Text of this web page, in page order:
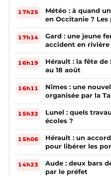
17h25
Météo : à quand
en Occitanie ? Les
17h14
Gard : une jeune
accident en rivière
16h19
Hérault : la fête de
au 18 août
16h11
Nîmes : une
organisée par la
15h32
Lunel : quels
écoles ?
15h06
Hérault : un
pour libérer les
14h23
Aude : deux bars
par le préfet